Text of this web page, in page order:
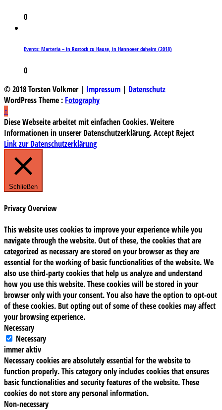
0
Events: Marteria – in Rostock zu Hause, in Hannover daheim (2018)
0
© 2018 Torsten Volkmer | Impressum | Datenschutz
WordPress Theme : Fotography
↑
Diese Webseite arbeitet mit einfachen Cookies. Weitere
Informationen in unserer Datenschutzerklärung.Accept Reject
Link zur Datenschutzerklärung
Schließen
Privacy Overview
This website uses cookies to improve your experience while you
navigate through the website. Out of these, the cookies that are
categorized as necessary are stored on your browser as they are
essential for the working of basic functionalities of the website. We
also use third-party cookies that help us analyze and understand
how you use this website. These cookies will be stored in your
browser only with your consent. You also have the option to opt-out
of these cookies. But opting out of some of these cookies may affect
your browsing experience.
Necessary
Necessary
immer aktiv
Necessary cookies are absolutely essential for the website to
function properly. This category only includes cookies that ensures
basic functionalities and security features of the website. These
cookies do not store any personal information.
Non-necessary